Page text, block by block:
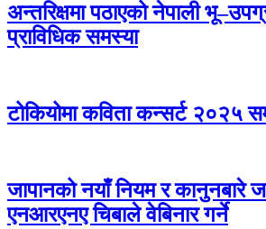
अन्तरिक्षमा पठाएको नेपाली
प्राविधिक समस्या
टोकियोमा कविता कन्सर्ट २०२५
जापानको नयाँ नियम र कानुनबारे
एनआरएनए चिबाले वेबिनार गर्ने